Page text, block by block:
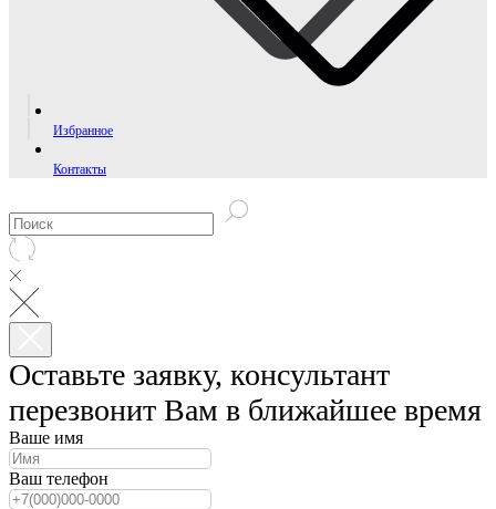
Избранное
Контакты
Оставьте заявку, консультант
перезвонит Вам в ближайшее время
Ваше имя
Ваш телефон